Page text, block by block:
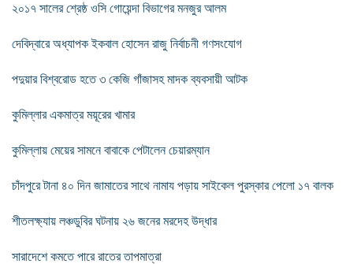
২০১৭ সালের শ্রেষ্ঠ ওসি গোয়েন্দা বিভাগের মনজুর আলম
দেবিদ্বারে অধ্যাপক ইকবাল হোসেন রাজু নির্বাচনী গণসংযোগ
পদুয়ার বিশ্বরোড হতে ৩ কেজি গাঁজাসহ মাদক ব্যবসায়ী আটক
কুমিল্লার একমাত্র ময়ূরের খামার
কুমিল্লায় মেয়ের সামনে বাবাকে পেটালেন চেয়ারম্যান
চাঁদপুরে টানা ৪০ দিন জামাতের সাথে নামায পড়ায় সাইকেল পুরস্কার পেলো ১৭ বালক
শীতলক্ষ্যায় লঞ্চডুবির ঘটনায় ২৬ জনের মরদেহ উদ্ধার
সারাদেশে কমতে পারে রাতের তাপমাত্রা